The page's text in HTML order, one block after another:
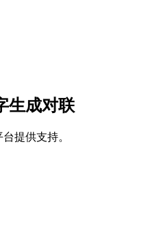
生成对联
提供支持。